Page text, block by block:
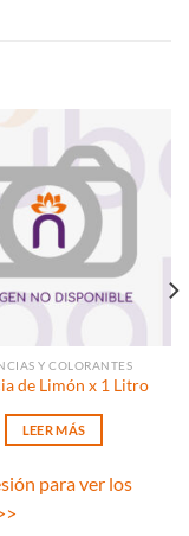
Y COLORANTES
de Limón x 1 Litro
LEER MÁS
para ver los